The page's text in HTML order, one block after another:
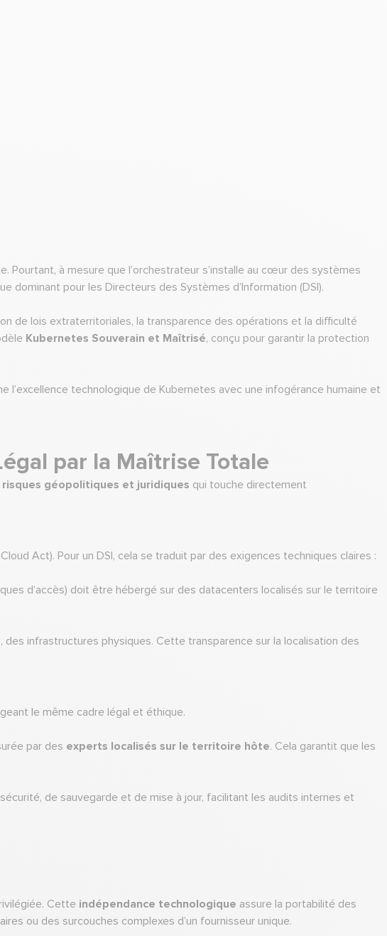
Pourtant, à mesure que l’orchestrateur s’installe au cœur des systèmes
dominant pour les Directeurs des Systèmes d’Information (DSI).
de lois extraterritoriales, la transparence des opérations et la difficulté
Kubernetes Souverain et Maîtrisé, conçu pour garantir la protection
technologique de Kubernetes avec une infogérance humaine et
par la Maîtrise Totale
géopolitiques et juridiques qui touche directement
Act). Pour un DSI, cela se traduit par des exigences techniques claires :
d’accès) doit être hébergé sur des datacenters localisés sur le territoire
, des infrastructures physiques. Cette transparence sur la localisation des
le même cadre légal et éthique.
par des experts localisés sur le territoire hôte. Cela garantit que les
de sauvegarde et de mise à jour, facilitant les audits internes et
Cette indépendance technologique assure la portabilité des
ou des surcouches complexes d’un fournisseur unique.